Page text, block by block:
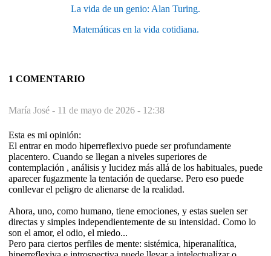
La vida de un genio: Alan Turing.
Matemáticas en la vida cotidiana.
1 COMENTARIO
María José - 11 de mayo de 2026 - 12:38
Esta es mi opinión:
El entrar en modo hiperreflexivo puede ser profundamente
placentero. Cuando se llegan a niveles superiores de
contemplación , análisis y lucidez más allá de los habituales, puede
aparecer fugazmente la tentación de quedarse. Pero eso puede
conllevar el peligro de alienarse de la realidad.
Ahora, uno, como humano, tiene emociones, y estas suelen ser
directas y simples independientemente de su intensidad. Como lo
son el amor, el odio, el miedo...
Pero para ciertos perfiles de mente: sistémica, hiperanalítica,